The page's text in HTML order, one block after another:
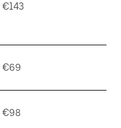
€143
€69
€98